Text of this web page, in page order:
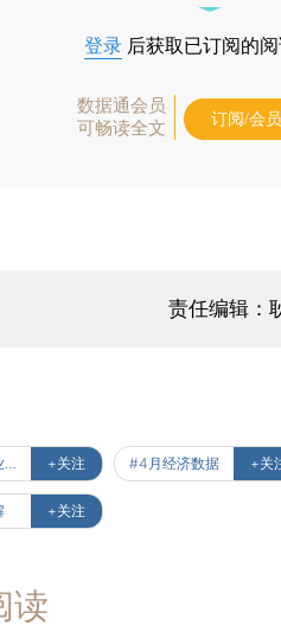
登录 后获取已订阅的
数据通会员
可畅读全文
订阅/会
责任编辑：
#青年人失业率为何走高 +关注 #4月经济数据 +关
+关注
读